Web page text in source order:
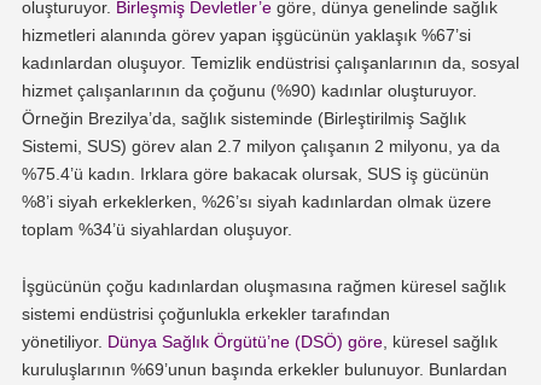
oluşturuyor. Birleşmiş Devletler’egöre, dünya genelinde sağlık
hizmetleri alanında görev yapan işgücünün yaklaşık %67’si
kadınlardan oluşuyor. Temizlik endüstrisi çalışanlarının da, sosyal
hizmet çalışanlarının da çoğunu (%90) kadınlar oluşturuyor.
Örneğin Brezilya’da, sağlık sisteminde (Birleştirilmiş Sağlık
Sistemi, SUS) görev alan 2.7 milyon çalışanın 2 milyonu, ya da
%75.4’ü kadın. Irklara göre bakacak olursak, SUS iş gücünün
%8’i siyah erkeklerken, %26’sı siyah kadınlardan olmak üzere
toplam %34’ü siyahlardan oluşuyor.
İşgücünün çoğu kadınlardan oluşmasına rağmen küresel sağlık
sistemi endüstrisi çoğunlukla erkekler tarafından
yönetiliyor. Dünya Sağlık Örgütü’ne (DSÖ) göre, küresel sağlık
kuruluşlarının %69’unun başında erkekler bulunuyor. Bunlardan